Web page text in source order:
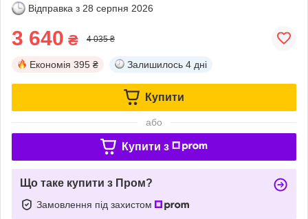
Відправка з 28 серпня 2026
3 640 ₴ 4 035 ₴
Економія 395 ₴ Залишилось 4 дні
Купити
або
Купити з
Що таке купити з Пром?
Замовлення під захистом